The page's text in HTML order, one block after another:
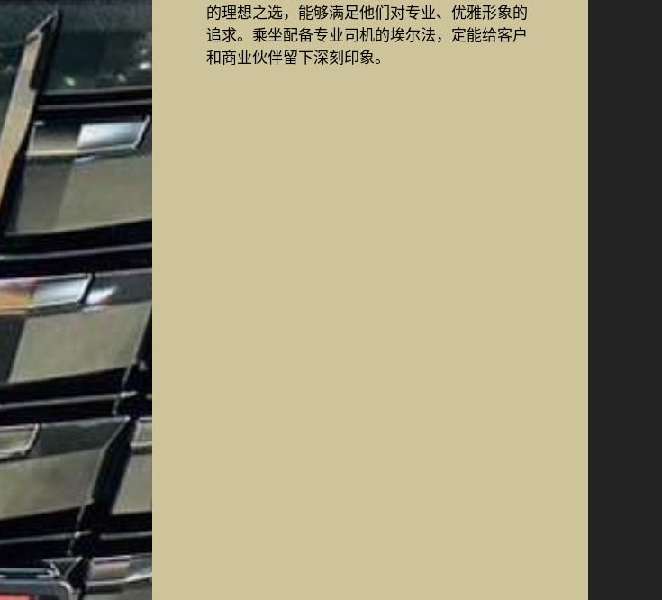
的理想之选，能够满足他们对专业、优雅形象的
追求。乘坐配备专业司机的埃尔法，定能给客户
和商业伙伴留下深刻印象。